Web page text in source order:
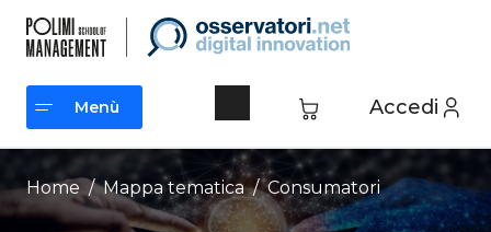
contenuto
Accedi
Menù
Menù
Home / Mappa tematica /Consumatori